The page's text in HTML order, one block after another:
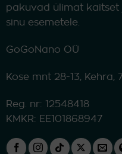
pakuvad ülimat
sinu esemetele.
GoGoNano OÜ
Kose mnt 28-13, Kehra,
Reg. nr: 12548418
KMKR: EE101868947